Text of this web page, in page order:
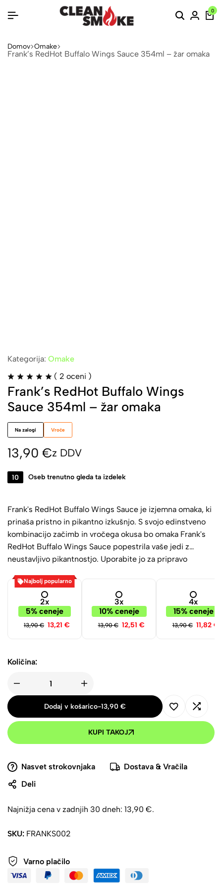
0
Domov Omake
Frank’s RedHot Buffalo Wings Sauce 354ml – žar omaka
Kategorija: Omake
( 2 oceni )
Frank’s RedHot Buffalo Wings
Sauce 354ml – žar omaka
Na zalogi Vroče
13,90 €z DDV
10 Oseb trenutno gleda ta izdelek
Frank's RedHot Buffalo Wings Sauce je izjemna omaka, ki
prinaša pristno in pikantno izkušnjo. S svojo edinstveno
kombinacijo začimb in vročega okusa bo omaka Frank's
RedHot Buffalo Wings Sauce popestrila vaše jedi z
neustavljivo pikantnostjo. Uporabite jo za pripravo
jedem po svojem okusu.
Najbolj popularno
2x
5% ceneje
13,90€ 13,21 €
3x
10% ceneje
13,90€ 12,51 €
4x
15% ceneje
13,90€ 11,82 €
Količina:
Dodaj v košarico-13,90 €
KUPI TAKOJ
Nasvet strokovnjaka
Dostava & Vračila
Deli
Najnižja cena v zadnjih 30 dneh: 13,90 €.
SKU: FRANKS002
Varno plačilo